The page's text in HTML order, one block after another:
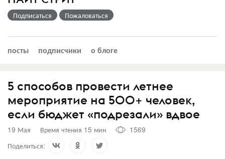
Подписаться Пожаловаться
посты подписчики о блоге
5 способов провести летнее
мероприятие на 500+ человек,
если бюджет «подрезали» вдвое
19 Мая Время чтения 15 мин
1569
Поделиться: